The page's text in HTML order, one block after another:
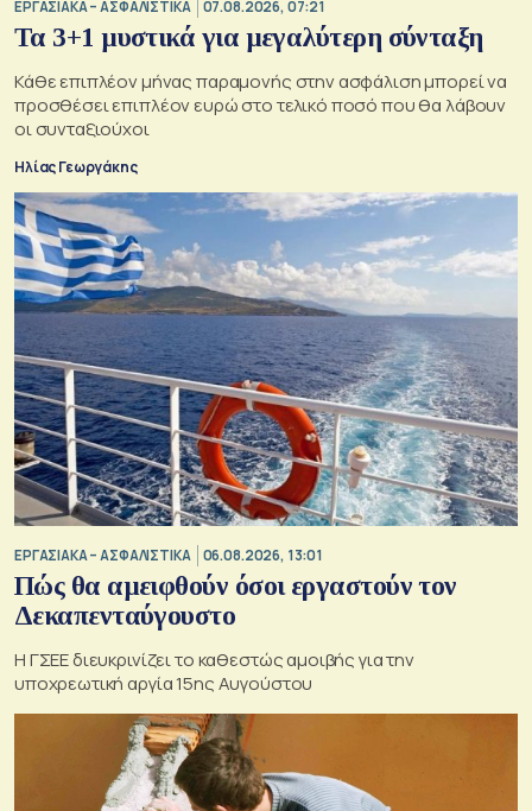
ΕΡΓΑΣΙΑΚΑ – ΑΣΦΑΛΙΣΤΙΚΑ 07.08.2026, 07:21
Τα 3+1 μυστικά για μεγαλύτερη σύνταξη
Κάθε επιπλέον μήνας παραμονής στην ασφάλιση μπορεί να
προσθέσει επιπλέον ευρώ στο τελικό ποσό που θα λάβουν
οι συνταξιούχοι
Ηλίας Γεωργάκης
ΕΡΓΑΣΙΑΚΑ – ΑΣΦΑΛΙΣΤΙΚΑ 06.08.2026, 13:01
Πώς θα αμειφθούν όσοι εργαστούν τον
Δεκαπενταύγουστο
Η ΓΣΕΕ διευκρινίζει το καθεστώς αμοιβής για την
υποχρεωτική αργία 15ης Αυγούστου